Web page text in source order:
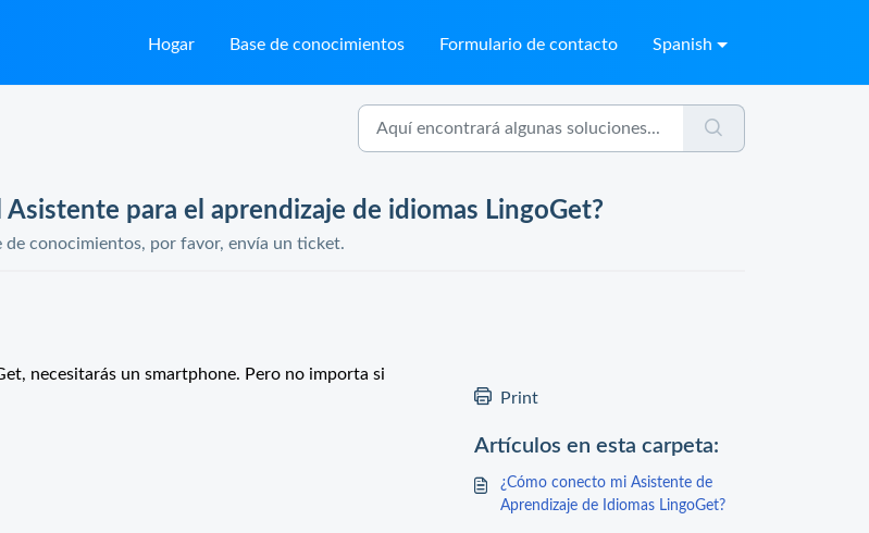
Hogar Base de conocimientos Formulario de contacto Spanish
para el aprendizaje de idiomas LingoGet?
de conocimientos, por favor, envía un ticket.
necesitarás un smartphone. Pero no importa si
Print
Artículos en esta carpeta:
¿Cómo conecto mi Asistente de
Aprendizaje de Idiomas LingoGet?